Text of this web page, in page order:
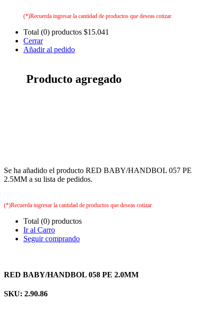
(*)Recuerda ingresar la cantidad de productos que deseas cotizar
Total (0) productos $15.041
Cerrar
Añadir al pedido
Producto agregado
Se ha añadido el producto RED BABY/HANDBOL 057 PE
2.5MM a su lista de pedidos.
(*)Recuerda ingresar la cantidad de productos que deseas cotizar
Total (0) productos
Ir al Carro
Seguir comprando
RED BABY/HANDBOL 058 PE 2.0MM
SKU: 2.90.86